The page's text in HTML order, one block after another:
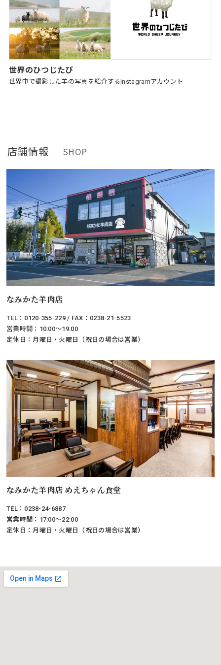
世界のひつじたび
世界中で撮影した羊の写真を紹介するInstagramアカウント
店舗情報 ｜ SHOP
なみかた羊肉店
TEL：0120-355-229 / FAX：0238-21-5523
営業時間：10:00～19:00
定休日：月曜日・火曜日（祝日の場合は営業）
なみかた羊肉店 めえちゃん食堂
TEL：0238-24-6887
営業時間：17:00～22:00
定休日：月曜日・火曜日（祝日の場合は営業）